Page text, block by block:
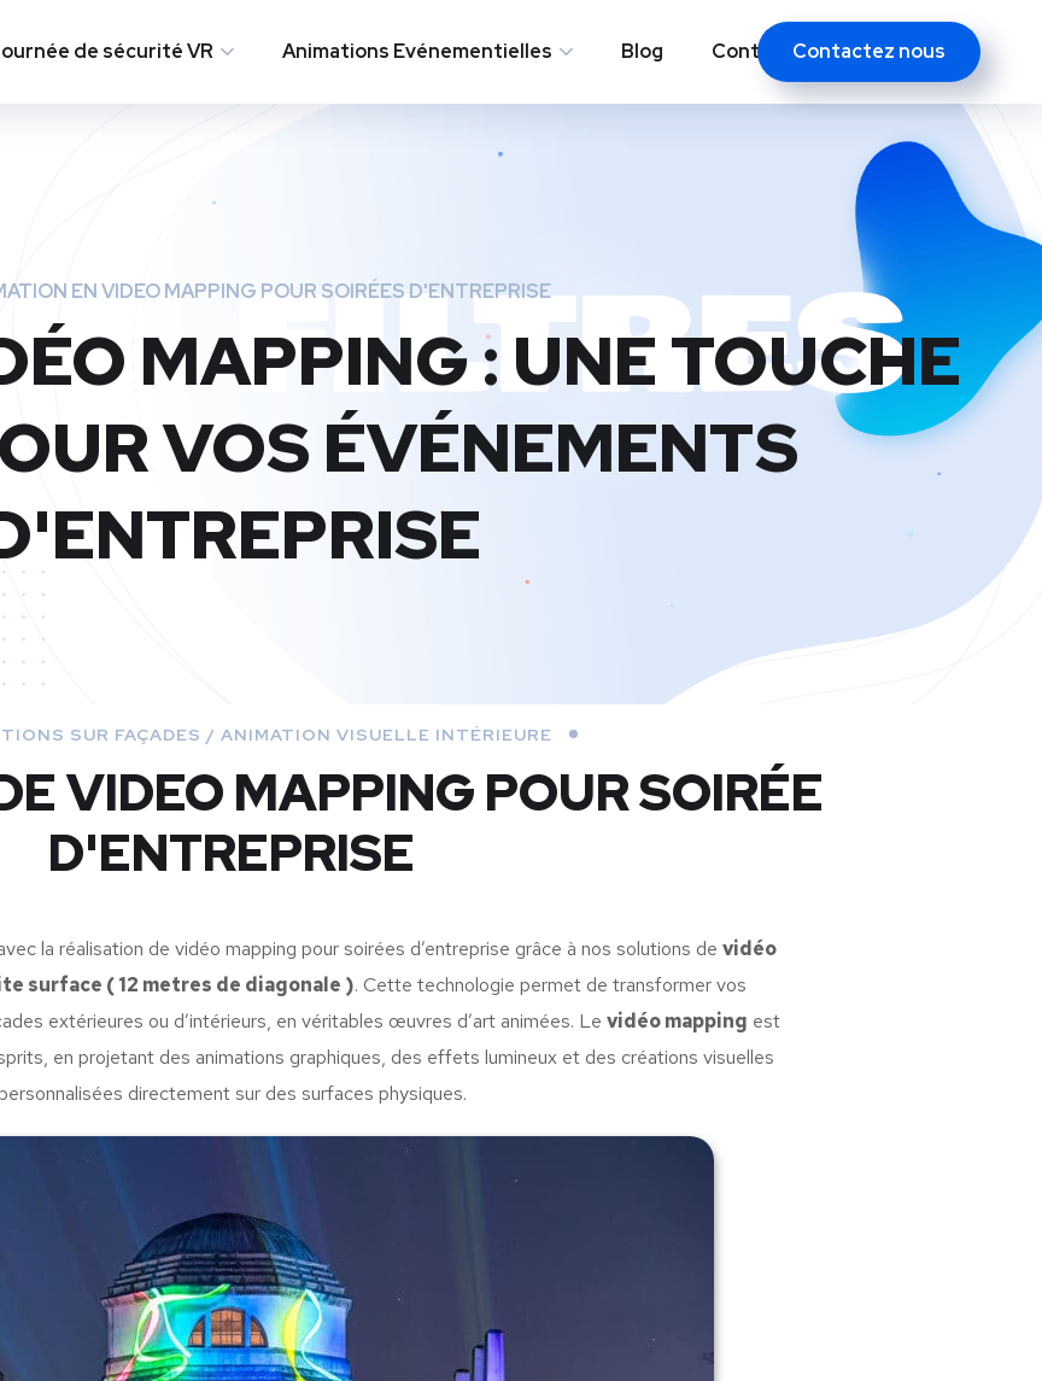
de sécurité VR Animations Evénementielles Blog ContactsContactez nous
EN VIDEO MAPPING POUR SOIRÉES D'ENTREPRISE
MAPPING : UNE TOUCHE
VOS ÉVÉNEMENTS
SUR FAÇADES / ANIMATION VISUELLE INTÉRIEURE
VIDEO MAPPING POUR SOIRÉE
D'ENTREPRISE
la réalisation de vidéo mapping pour soirées d’entreprise grâce à nos solutions de vidéo
surface ( 12 metres de diagonale ). Cette technologie permet de transformer vos
extérieures ou d’intérieurs, en véritables œuvres d’art animées. Le vidéo mapping est
en projetant des animations graphiques, des effets lumineux et des créations visuelles
directement sur des surfaces physiques.